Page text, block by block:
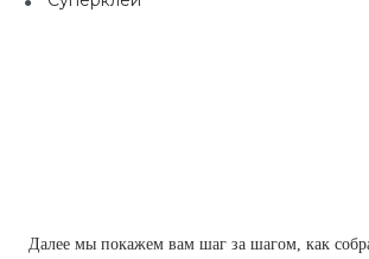
Далее мы покажем вам шаг за шагом, как